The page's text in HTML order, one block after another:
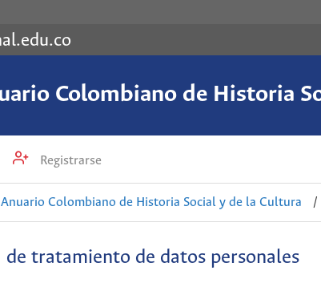
Colombiano de Historia
Registrarse
Anuario Colombiano de Historia Social y de la Cultura /
de tratamiento de datos personales